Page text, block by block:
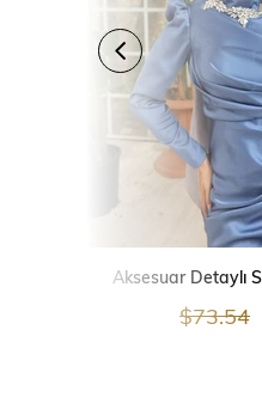
Aksesuar Detaylı
$73.54